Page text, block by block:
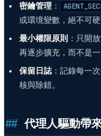
密鑰管理 ：
或環境變數，絕不可
最小權限原則 ：只開
再逐步擴充，而不是一
保留日誌：記錄每一
核與除錯。
代理人驅動帶